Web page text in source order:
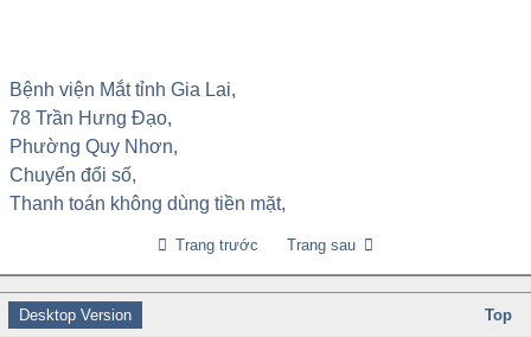
Bệnh viện Mắt tỉnh Gia Lai,
78 Trần Hưng Đạo,
Phường Quy Nhơn,
Chuyển đổi số,
Thanh toán không dùng tiền mặt,
Trang trước Trang sau
Desktop Version Top